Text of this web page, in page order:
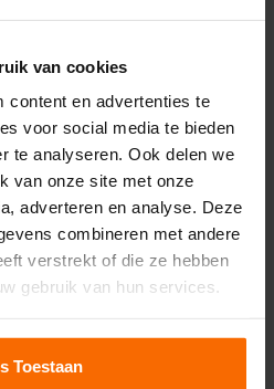
van cookies
content en advertenties te
voor social media te bieden
te analyseren. Ook delen we
van onze site met onze
adverteren en analyse. Deze
combineren met andere
verstrekt of die ze hebben
gebruik van hun services.
Toestaan
Lars Cruiming
 
Geduld! hij is gewoon